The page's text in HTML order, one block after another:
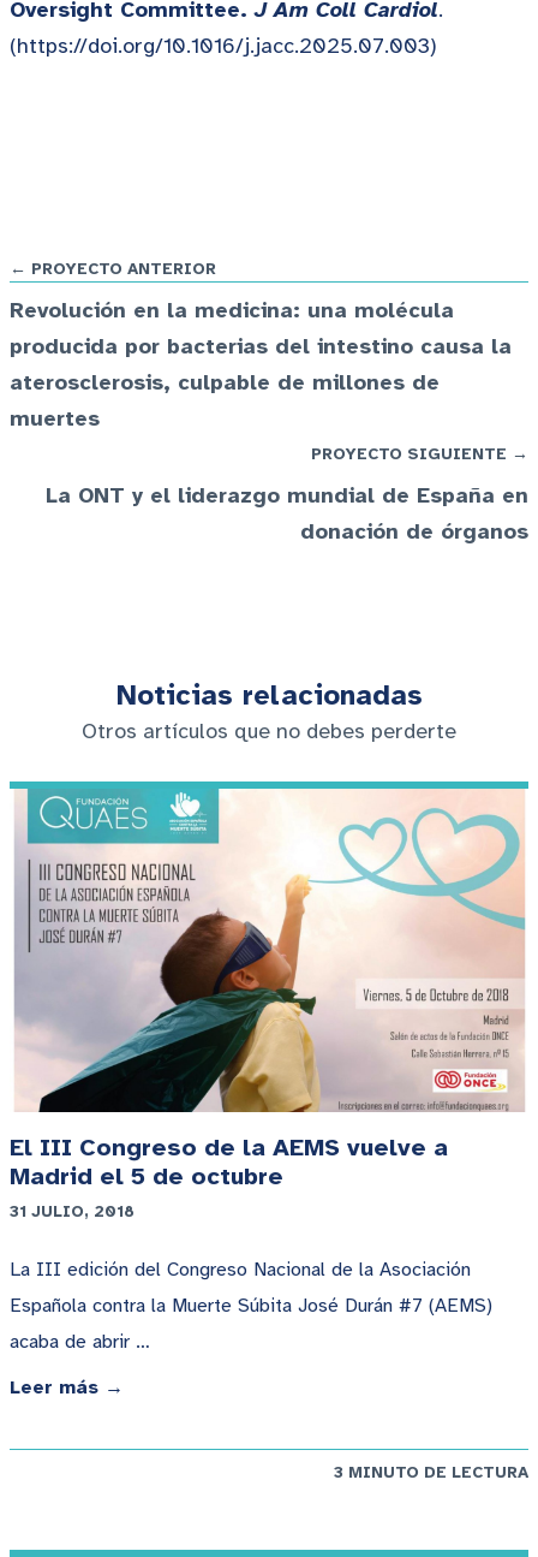
Oversight Committee.J Am Coll Cardiol.
(https://doi.org/10.1016/j.jacc.2025.07.003)
← PROYECTO ANTERIOR
Revolución en la medicina: una molécula
producida por bacterias del intestino causa la
aterosclerosis, culpable de millones de
muertes
PROYECTO SIGUIENTE →
La ONT y el liderazgo mundial de España en
donación de órganos
Noticias relacionadas
Otros artículos que no debes perderte
El III Congreso de la AEMS vuelve a
Madrid el 5 de octubre
31 JULIO, 2018
La III edición del Congreso Nacional de la Asociación
Española contra la Muerte Súbita José Durán #7 (AEMS)
acaba de abrir …
Leer más →
3 MINUTO DE LECTURA